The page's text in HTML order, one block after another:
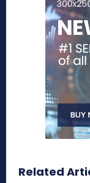
Related